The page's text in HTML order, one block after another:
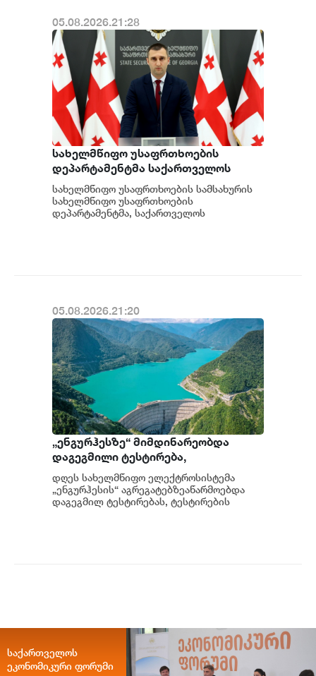
05.08.2026.21:28
სახელმწიფო უსაფრთხოების
დეპარტამენტმა საქართველოს
სახელმწიფო ინტერესების
საზიანოდ საბოტაჟის მუხლით
გამოძიება დაიწყო
სახელმწიფო უსაფრთხოების სამსახურის
სახელმწიფო უსაფრთხოების
დეპარტამენტმა, საქართველოს
05.08.2026.21:20
„ენგურჰესზე“ მიმდინარეობდა
დაგეგმილი ტესტირება,
ტესტირებისას სისტემა სრულად
გაითიშა, მიმდინარეობს მომხდარის
დეტალური ანალიზი - სემეკის წევრი
დღეს სახელმწიფო ელექტროსისტემა
„ენგურჰესის“ აგრეგატებზეაწარმოებდა
დაგეგმილ ტესტირებას, ტესტირების
საქართველოს
ეკონომიკური ფორუმი